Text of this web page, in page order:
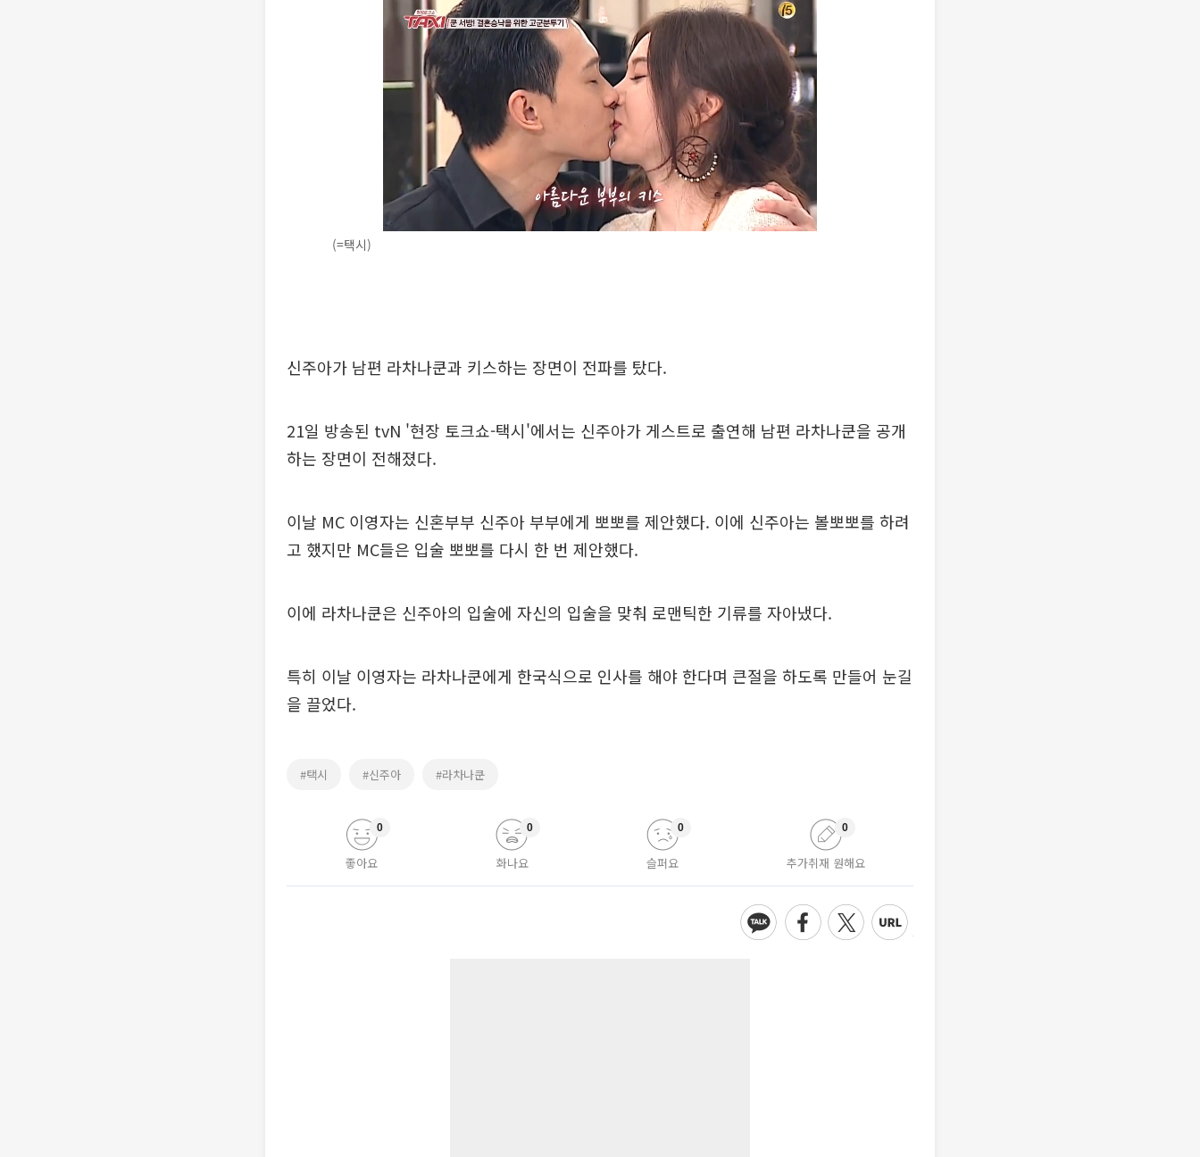
(=택시)
신주아가 남편 라차나쿤과 키스하는 장면이 전파를 탔다.
21일 방송된 tvN '현장 토크쇼-택시'에서는 신주아가 게스트로 출연해 남편 라차나쿤을 공개
하는 장면이 전해졌다.
이날 MC 이영자는 신혼부부 신주아 부부에게 뽀뽀를 제안했다. 이에 신주아는 볼뽀뽀를 하려
고 했지만 MC들은 입술 뽀뽀를 다시 한 번 제안했다.
이에 라차나쿤은 신주아의 입술에 자신의 입술을 맞춰 로맨틱한 기류를 자아냈다.
특히 이날 이영자는 라차나쿤에게 한국식으로 인사를 해야 한다며 큰절을 하도록 만들어 눈길
을 끌었다.
#택시 #신주아 #라차나쿤
좋아요
0
화나요
0
슬퍼요
0
추가취재 원해요
0